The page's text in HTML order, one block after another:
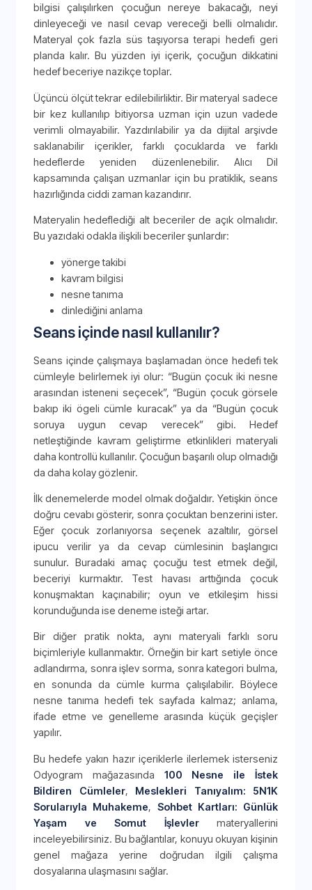
bilgisi çalışılırken çocuğun nereye bakacağı, neyi
dinleyeceği ve nasıl cevap vereceği belli olmalıdır.
Materyal çok fazla süs taşıyorsa terapi hedefi geri
planda kalır. Bu yüzden iyi içerik, çocuğun dikkatini
hedef beceriye nazikçe toplar.
Üçüncü ölçüt tekrar edilebilirliktir. Bir materyal sadece
bir kez kullanılıp bitiyorsa uzman için uzun vadede
verimli olmayabilir. Yazdırılabilir ya da dijital arşivde
saklanabilir içerikler, farklı çocuklarda ve farklı
hedeflerde yeniden düzenlenebilir. Alıcı Dil
kapsamında çalışan uzmanlar için bu pratiklik, seans
hazırlığında ciddi zaman kazandırır.
Materyalin hedeflediği alt beceriler de açık olmalıdır.
Bu yazıdaki odakla ilişkili beceriler şunlardır:
yönerge takibi
kavram bilgisi
nesne tanıma
dinlediğini anlama
Seans içinde nasıl kullanılır?
Seans içinde çalışmaya başlamadan önce hedefi tek
cümleyle belirlemek iyi olur: “Bugün çocuk iki nesne
arasından isteneni seçecek”, “Bugün çocuk görsele
bakıp iki ögeli cümle kuracak” ya da “Bugün çocuk
soruya uygun cevap verecek” gibi. Hedef
netleştiğinde kavram geliştirme etkinlikleri materyali
daha kontrollü kullanılır. Çocuğun başarılı olup olmadığı
da daha kolay gözlenir.
İlk denemelerde model olmak doğaldır. Yetişkin önce
doğru cevabı gösterir, sonra çocuktan benzerini ister.
Eğer çocuk zorlanıyorsa seçenek azaltılır, görsel
ipucu verilir ya da cevap cümlesinin başlangıcı
sunulur. Buradaki amaç çocuğu test etmek değil,
beceriyi kurmaktır. Test havası arttığında çocuk
konuşmaktan kaçınabilir; oyun ve etkileşim hissi
korunduğunda ise deneme isteği artar.
Bir diğer pratik nokta, aynı materyali farklı soru
biçimleriyle kullanmaktır. Örneğin bir kart setiyle önce
adlandırma, sonra işlev sorma, sonra kategori bulma,
en sonunda da cümle kurma çalışılabilir. Böylece
nesne tanıma hedefi tek sayfada kalmaz; anlama,
ifade etme ve genelleme arasında küçük geçişler
yapılır.
Bu hedefe yakın hazır içeriklerle ilerlemek isterseniz
Odyogram mağazasında 100 Nesne ile İstek
Bildiren Cümleler, Meslekleri Tanıyalım: 5N1K
Sorularıyla Muhakeme, Sohbet Kartları: Günlük
Yaşam ve Somut İşlevlermateryallerini
inceleyebilirsiniz. Bu bağlantılar, konuyu okuyan kişinin
genel mağaza yerine doğrudan ilgili çalışma
dosyalarına ulaşmasını sağlar.